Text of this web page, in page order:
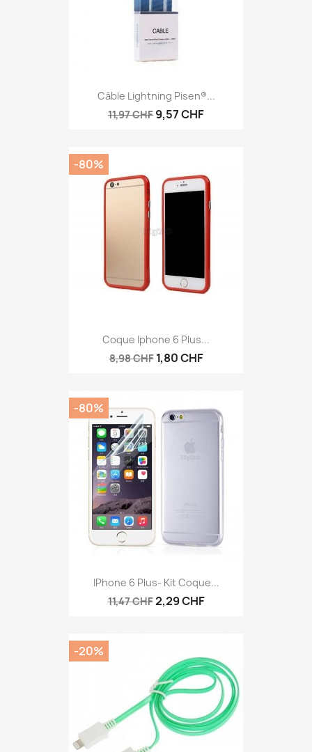
Câble Lightning Pisen®...
11,97 CHF 9,57 CHF
Coque Iphone 6 Plus...
8,98 CHF 1,80 CHF
-80%
IPhone 6 Plus- Kit Coque...
11,47 CHF2,29 CHF
-80%
-20%